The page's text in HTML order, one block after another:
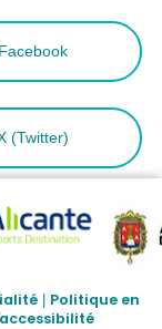
Facebook
(Twitter)
| Politique en